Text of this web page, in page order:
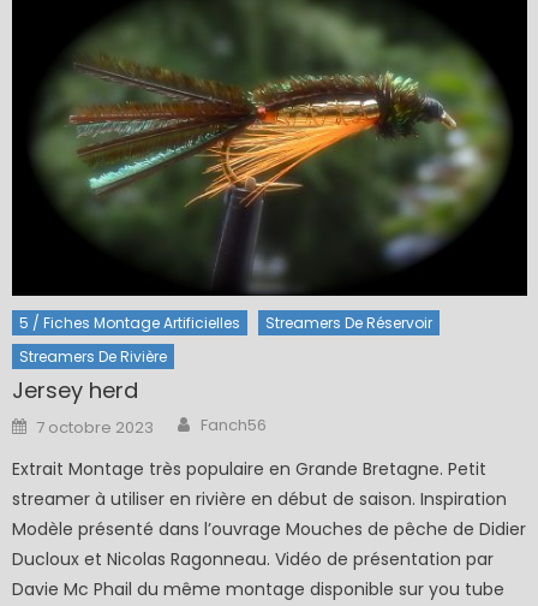
5 / Fiches Montage Artificielles
Streamers De Réservoir
Streamers De Rivière
Jersey herd
Posted
on
7 octobre 2023 Author
Fanch56
Extrait Montage très populaire en Grande Bretagne. Petit
streamer à utiliser en rivière en début de saison. Inspiration
Modèle présenté dans l’ouvrage Mouches de pêche de Didier
Ducloux et Nicolas Ragonneau. Vidéo de présentation par
Davie Mc Phail du même montage disponible sur you tube